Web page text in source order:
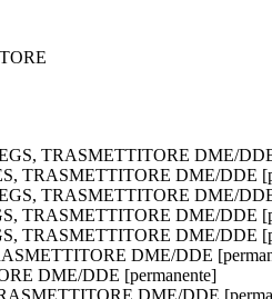
TRASMETTITORE DME/
TRASMETTITORE DME/DDE
TRASMETTITORE DME/
TRASMETTITORE DME/DDE
TRASMETTITORE DME/DDE
DME/DDE
DME/DDE [permanente]
DME/DDE